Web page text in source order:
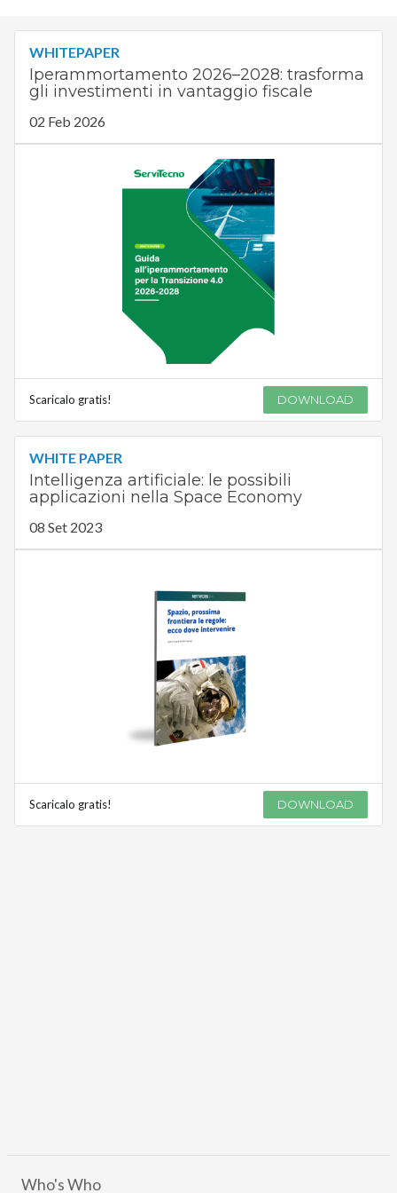
WHITEPAPER
Iperammortamento 2026–2028: trasforma
gli investimenti in vantaggio fiscale
02 Feb 2026
Scaricalo gratis! DOWNLOAD
WHITE PAPER
Intelligenza artificiale: le possibili
applicazioni nella Space Economy
08 Set 2023
Scaricalo gratis! DOWNLOAD
Who's Who